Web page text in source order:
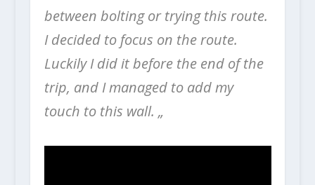
between bolting or trying this route.
I decided to focus on the route.
Luckily I did it before the end of the
trip, and I managed to add my
touch to this wall. „